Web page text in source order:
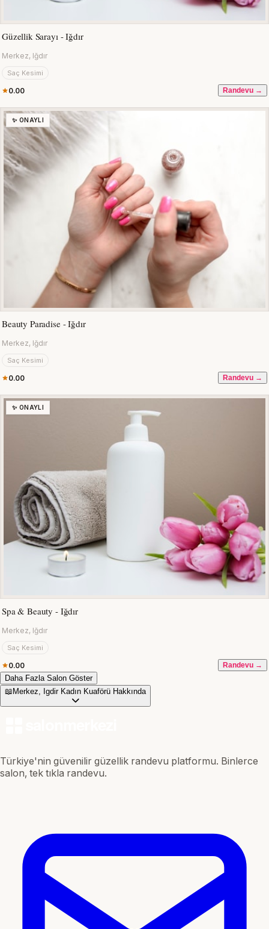
Güzellik Sarayı - Iğdır
Merkez, Iğdır
Saç Kesimi
0.00 Randevu →
✨ ONAYLI
Beauty Paradise - Iğdır
Merkez, Iğdır
Saç Kesimi
0.00 Randevu →
✨ ONAYLI
Spa & Beauty - Iğdır
Merkez, Iğdır
Saç Kesimi
0.00 Randevu →
Daha Fazla Salon Göster
📖 Merkez, Igdir Kadın Kuaförü Hakkında
Türkiye'nin güvenilir güzellik randevu platformu. Binlerce
salon, tek tıkla randevu.